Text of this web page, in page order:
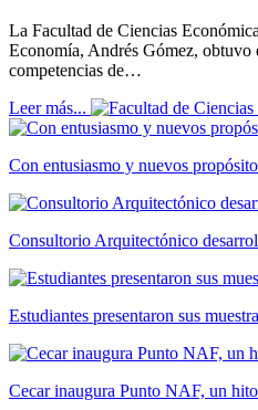
La Facultad de Ciencias
Economía, Andrés Gómez, obtuvo
competencias de…
Leer más...
Con entusiasmo y nuevos
Consultorio Arquitectónico
Estudiantes presentaron sus
Cecar inaugura Punto NAF, un